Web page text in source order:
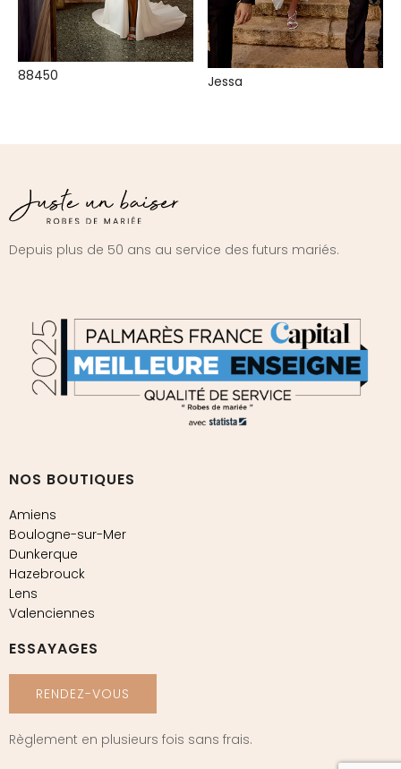
88450 Jessa
Depuis plus de 50 ans au service des futurs mariés.
NOS BOUTIQUES
Amiens
Boulogne-sur-Mer
Dunkerque
Hazebrouck
Lens
Valenciennes
ESSAYAGES
RENDEZ-VOUS
Règlement en plusieurs fois sans frais.